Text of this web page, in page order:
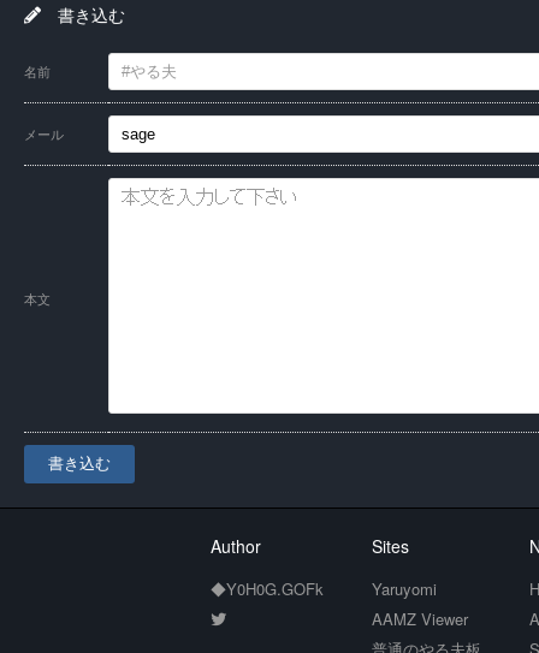
書き込む
名前
メール
本文
書き込む
Author
◆Y0H0G.GOFk
Sites
Yaruyomi
AAMZ Viewer